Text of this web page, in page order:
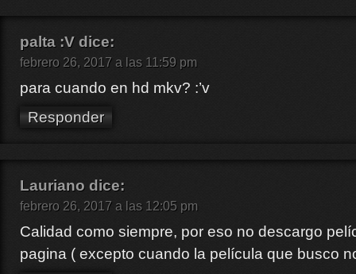
palta :V dice:
febrero 26, 2017 a las 11:59 pm
para cuando en hd mkv? :’v
Responder
Lauriano dice:
febrero 26, 2017 a las 12:05 pm
Calidad como siempre, por eso no descargo
pagina ( excepto cuando la película que busco